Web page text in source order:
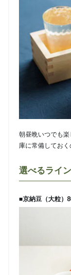
朝昼晩いつでも
庫に常備しておく
選べるライ
■京納豆（大粒）